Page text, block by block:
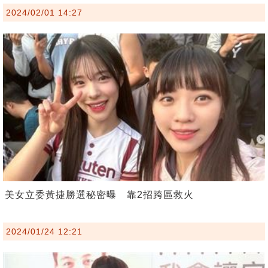
2024/02/01 14:27
美女立委黃捷勝選秘密曝 靠2招跨區救火
2024/01/24 12:21